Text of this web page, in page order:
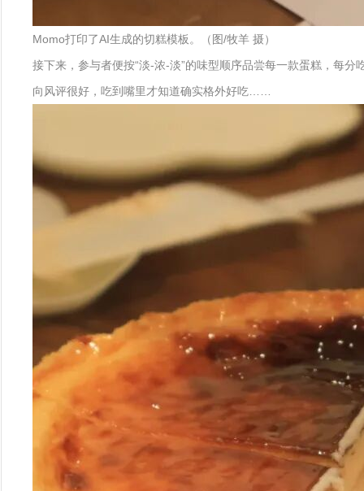
Momo打印了AI生成的切糕模板。（图/牧羊 摄）
接下来，参与者便按“淡-浓-淡”的味型顺序品尝每一款蛋糕，每
向风评很好，吃到嘴里才知道确实格外好吃……